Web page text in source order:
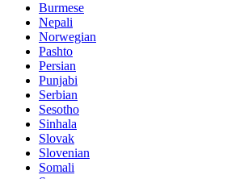
Burmese
Nepali
Norwegian
Pashto
Persian
Punjabi
Serbian
Sesotho
Sinhala
Slovak
Slovenian
Somali